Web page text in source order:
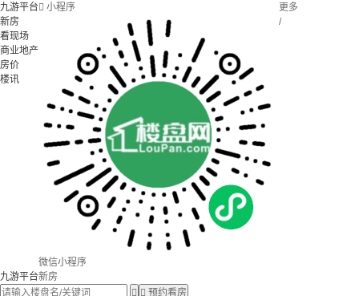
九游平台
新房
看现场
商业地产
房价
楼讯
 小程序
微信小程序
更多
/
九游平台新房
  预约看房